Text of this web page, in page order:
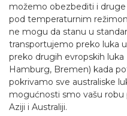
možemo obezbediti i
pod temperaturnim
ne mogu da stanu u
transportujemo preko luka
preko drugih evropskih
Hamburg, Bremen) kada
pokrivamo sve australiske
mogućnosti smo vašu
Aziji i Australiji.